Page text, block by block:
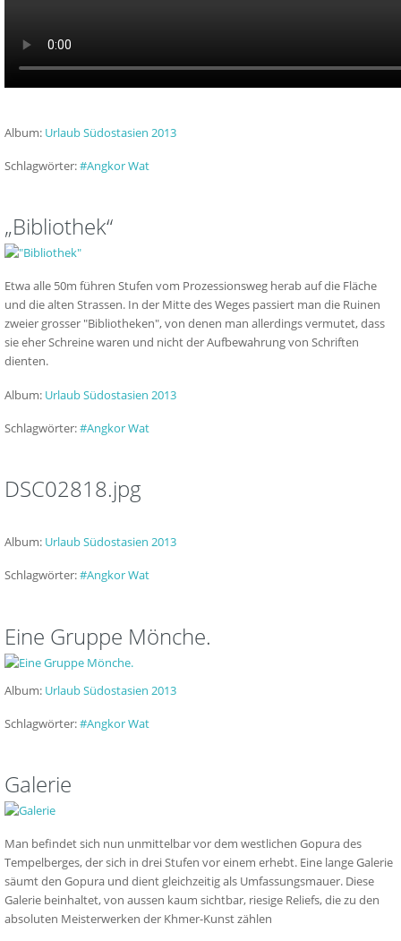
Album: Urlaub Südostasien 2013
Schlagwörter:#Angkor Wat
„Bibliothek“
Etwa alle 50m führen Stufen vom Prozessionsweg herab auf die Fläche
und die alten Strassen. In der Mitte des Weges passiert man die Ruinen
zweier grosser "Bibliotheken", von denen man allerdings vermutet, dass
sie eher Schreine waren und nicht der Aufbewahrung von Schriften
dienten.
Album: Urlaub Südostasien 2013
Schlagwörter:#Angkor Wat
DSC02818.jpg
Album: Urlaub Südostasien 2013
Schlagwörter:#Angkor Wat
Eine Gruppe Mönche.
Album: Urlaub Südostasien 2013
Schlagwörter:#Angkor Wat
Galerie
Man befindet sich nun unmittelbar vor dem westlichen Gopura des
Tempelberges, der sich in drei Stufen vor einem erhebt. Eine lange Galerie
säumt den Gopura und dient gleichzeitig als Umfassungsmauer. Diese
Galerie beinhaltet, von aussen kaum sichtbar, riesige Reliefs, die zu den
absoluten Meisterwerken der Khmer-Kunst zählen